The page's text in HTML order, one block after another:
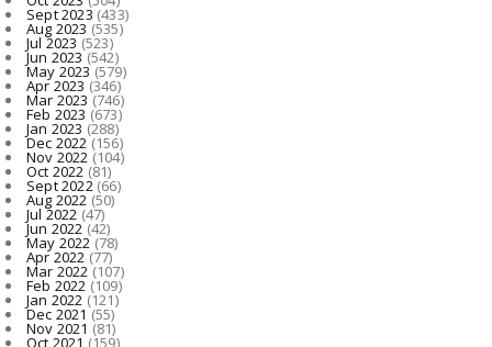
Sept 2023 (433)
Aug 2023 (535)
Jul 2023 (523)
Jun 2023(542)
May 2023(579)
Apr 2023 (346)
Mar 2023 (746)
Feb 2023 (673)
Jan 2023 (288)
Dec 2022(156)
Nov 2022 (104)
Oct 2022 (81)
Sept 2022(66)
Aug 2022 (50)
Jul 2022 (47)
Jun 2022(42)
May 2022(78)
Apr 2022 (77)
Mar 2022(107)
Feb 2022 (109)
Jan 2022 (121)
Dec 2021 (55)
Nov 2021 (81)
Oct 2021 (159)